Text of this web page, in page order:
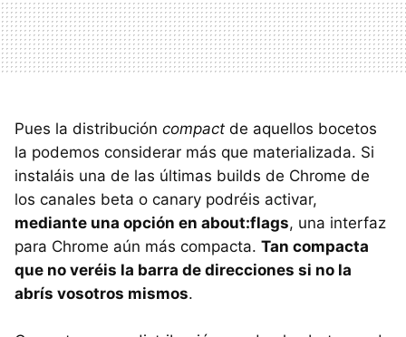
Pues la distribución compact de aquellos bocetos
la podemos considerar más que materializada. Si
instaláis una de las últimas builds de Chrome de
los canales beta o canary podréis activar,
mediante una opción en about:flags, una interfaz
para Chrome aún más compacta. Tan compacta
que no veréis la barra de direcciones si no la
abrís vosotros mismos.